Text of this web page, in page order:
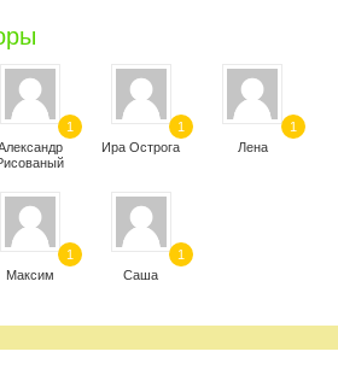
1
Ира Острога
1
Лена
1
Максим
1
Саша
1